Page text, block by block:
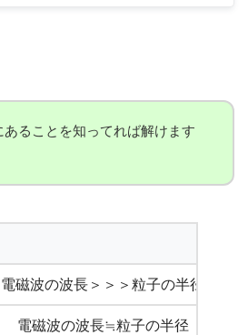
あることを知ってれば解けます
電磁波の波長＞＞＞粒子の半径
電磁波の波長≒粒子の半径